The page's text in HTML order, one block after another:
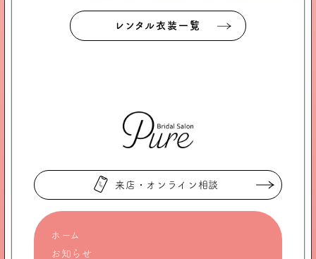
レンタル衣装一覧
来店・オンライン相談
ホーム
お知らせ